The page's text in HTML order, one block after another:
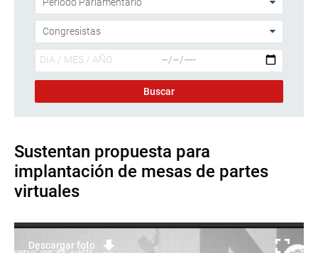
Sustentan propuesta para
implantación de mesas de partes
virtuales
Descargar foto